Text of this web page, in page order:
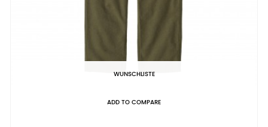
WUNSCHLISTE
ADD TO COMPARE